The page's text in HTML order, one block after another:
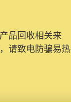
品回收相关来
请致电防骗易热